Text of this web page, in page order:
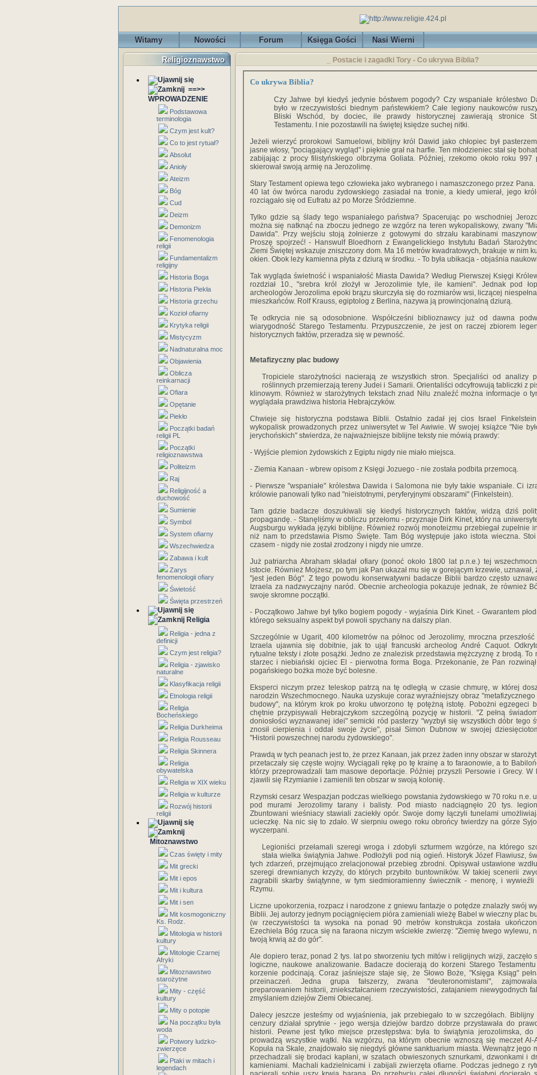
Witamy Nowości Forum Księga Gości Nasi Wierni
Religioznawstwo
==>>
WPROWADZENIE
Podstawowa
terminologia
Czym jest kult?
Co to jest rytuał?
Absolut
Anioły
Ateizm
Bóg
Cud
Deizm
Demonizm
Fenomenologia
religii
Fundamentalizm
religijny
Historia Boga
Historia Piekła
Historia grzechu
Kozioł ofiarny
Krytyka religii
Mistycyzm
Nadnaturalna moc
Objawienia
Oblicza
reinkarnacji
Ofiara
Opętanie
Piekło
Początki badań
religii PL
Początki
religioznawstwa
Politeizm
Raj
Religijność a
duchowość
Sumienie
Symbol
System ofiarny
Wszechwiedza
Zabawa i kult
Zarys
fenomenologii ofiary
Świetość
Święta przestrzeń
Religia
Religia - jedna z
definicji
Czym jest religia?
Religia - zjawisko
naturalne
Klasyfikacja religii
Etnologia religii
Religia
Bocheńskiego
Religia Durkheima
Religia Rousseau
Religia Skinnera
Religia
obywatelska
Religia w XIX wieku
Religia w kulturze
Rozwój historii
religii
Mitoznawstwo
Czas święty i mity
Mit grecki
Mit i epos
Mit i kultura
Mit i sen
Mit kosmogoniczny
Ks. Rodz.
Mitologia w historii
kultury
Mitologie Czarnej
Afryki
Mitoznawstwo
starożytne
Mity - część
kultury
Mity o potopie
Na początku była
woda
Potwory ludzko-
zwierzęce
Ptaki w mitach i
legendach
_ Postacie i zagadki Tory - Co ukrywa Biblia?
Co ukrywa Biblia?
Czy Jahwe był kiedyś jedynie bóstwem pogody? Czy wspaniałe królestwo
było w rzeczywistości biednym państewkiem? Całe legiony naukowców
Bliski Wschód, by dociec, ile prawdy historycznej zawierają stronice
Testamentu. I nie pozostawili na świętej księdze suchej nitki.
Jeżeli wierzyć prorokowi Samuelowi, biblijny król Dawid jako chłopiec był
jasne włosy, "pociągający wygląd" i pięknie grał na harfie. Ten młodzieniec stał się
zabijając z procy filistyńskiego olbrzyma Goliata. Później, rzekomo około roku 997
skierował swoją armię na Jerozolimę.
Stary Testament opiewa tego człowieka jako wybranego i namaszczonego przez Pana.
40 lat ów twórca narodu żydowskiego zasiadał na tronie, a kiedy umierał, jego
rozciągało się od Eufratu aż po Morze Śródziemne.
Tylko gdzie są ślady tego wspaniałego państwa? Spacerując po wschodniej
można się natknąć na zboczu jednego ze wzgórz na teren wykopaliskowy, zwany
Dawida". Przy wejściu stoją żołnierze z gotowymi do strzału karabinami
Proszę spojrzeć! - Hanswulf Bloedhorn z Ewangelickiego Instytutu Badań
Ziemi Świętej wskazuje zniszczony dom. Ma 16 metrów kwadratowych, brakuje w nim
okien. Obok leży kamienna płyta z dziurą w środku. - To była ubikacja - objaśnia
Tak wygląda świetność i wspaniałość Miasta Dawida? Według Pierwszej Księgi
rozdział 10., "srebra król złożył w Jerozolimie tyle, ile kamieni". Jednak pod
archeologów Jerozolima epoki brązu skurczyła się do rozmiarów wsi, liczącej
mieszkańców. Rolf Krauss, egiptolog z Berlina, nazywa ją prowincjonalną dziurą.
Te odkrycia nie są odosobnione. Współcześni biblioznawcy już od dawna
wiarygodność Starego Testamentu. Przypuszczenie, że jest on raczej zbiorem
historycznych faktów, przeradza się w pewność.
Metafizyczny plac budowy
Tropiciele starożytności nacierają ze wszystkich stron. Specjaliści od analizy
roślinnych przemierzają tereny Judei i Samarii. Orientaliści odcyfrowują tabliczki z
klinowym. Również w starożytnych tekstach znad Nilu znaleźć można informacje o
wyglądała prawdziwa historia Hebrajczyków.
Chwieje się historyczna podstawa Biblii. Ostatnio zadał jej cios Israel
wykopalisk prowadzonych przez uniwersytet w Tel Awiwie. W swojej książce "Nie
jerychońskich" stwierdza, że najważniejsze biblijne teksty nie mówią prawdy:
- Wyjście plemion żydowskich z Egiptu nigdy nie miało miejsca.
- Ziemia Kanaan - wbrew opisom z Księgi Jozuego - nie została podbita przemocą.
- Pierwsze "wspaniałe" królestwa Dawida i Salomona nie były takie wspaniałe. Ci
królowie panowali tylko nad "nieistotnymi, peryferyjnymi obszarami" (Finkelstein).
Tam gdzie badacze doszukiwali się kiedyś historycznych faktów, widzą dziś
propagandę. - Stanęliśmy w obliczu przełomu - przyznaje Dirk Kinet, który na
Augsburgu wykłada języki biblijne. Również rozwój monoteizmu przebiegał zupełnie
niż nam to przedstawia Pismo Święte. Tam Bóg występuje jako istota wieczna.
czasem - nigdy nie został zrodzony i nigdy nie umrze.
Już patriarcha Abraham składał ofiary (ponoć około 1800 lat p.n.e.) tej
istocie. Również Mojżesz, po tym jak Pan ukazał mu się w gorejącym krzewie, uznawał,
"jest jeden Bóg". Z tego powodu konserwatywni badacze Biblii bardzo często
Izraela za nadzwyczajny naród. Obecnie archeologia pokazuje jednak, że również
swoje skromne początki.
- Początkowo Jahwe był tylko bogiem pogody - wyjaśnia Dirk Kinet. - Gwarantem
którego seksualny aspekt był powoli spychany na dalszy plan.
Szczególnie w Ugarit, 400 kilometrów na północ od Jerozolimy, mroczna
Izraela ujawnia się dobitnie, jak to ujął francuski archeolog André Caquot.
rytualne teksty i złote posążki. Jedno ze znalezisk przedstawia mężczyznę z brodą. To
starzec i niebiański ojciec El - pierwotna forma Boga. Przekonanie, że Pan
pogańskiego bożka może być bolesne.
Eksperci niczym przez teleskop patrzą na tę odległą w czasie chmurę, w której
narodzin Wszechmocnego. Nauka uzyskuje coraz wyraźniejszy obraz
budowy", na którym krok po kroku utworzono tę potężną istotę. Pobożni egzegeci
chętnie przypisywali Hebrajczykom szczególną pozycję w historii. "Z pełną
doniosłości wyznawanej idei" semicki ród pasterzy "wyzbył się wszystkich dóbr tego
znosił cierpienia i oddał swoje życie", pisał Simon Dubnow w swojej
"Historii powszechnej narodu żydowskiego".
Prawdą w tych peanach jest to, że przez Kanaan, jak przez żaden inny obszar w
przetaczały się częste wojny. Wyciągali rękę po tę krainę a to faraonowie, a to
którzy przeprowadzali tam masowe deportacje. Później przyszli Persowie i Grecy. W
zjawili się Rzymianie i zamienili ten obszar w swoją kolonię.
Rzymski cesarz Wespazjan podczas wielkiego powstania żydowskiego w 70 roku n.e.
pod murami Jerozolimy tarany i balisty. Pod miasto nadciągnęło 20 tys.
Zbuntowani wieśniacy stawiali zaciekły opór. Swoje domy łączyli tunelami
ucieczkę. Na nic się to zdało. W sierpniu owego roku obrońcy twierdzy na górze
wyczerpani.
Legioniści przełamali szeregi wroga i zdobyli szturmem wzgórze, na którego
stała wielka świątynia Jahwe. Podłożyli pod nią ogień. Historyk Józef Flawiusz,
tych zdarzeń, przejmująco zrelacjonował przebieg zbrodni. Opisywał ustawione
szeregi drewnianych krzyży, do których przybito buntowników. W takiej scenerii
zagrabili skarby świątynne, w tym siedmioramienny świecznik - menorę, i
Rzymu.
Liczne upokorzenia, rozpacz i narodzone z gniewu fantazje o potędze znalazły swój
Biblii. Jej autorzy jednym pociągnięciem pióra zamieniali wieżę Babel w wieczny plac
(w rzeczywistości ta wysoka na ponad 90 metrów konstrukcja została
Ezechiela Bóg rzuca się na faraona niczym wściekłe zwierzę: "Ziemię twego wylewu,
twoją krwią aż do gór".
Ale dopiero teraz, ponad 2 tys. lat po stworzeniu tych mitów i religijnych wizji, zaczęło
logiczne, naukowe analizowanie. Badacze docierają do korzeni Starego
korzenie podcinają. Coraz jaśniejsze staje się, że Słowo Boże, "Księga Ksiąg"
przeinaczeń. Jedna grupa fałszerzy, zwana "deuteronomistami",
preparowaniem historii, zniekształcaniem rzeczywistości, zatajaniem niewygodnych
zmyślaniem dziejów Ziemi Obiecanej.
Dalecy jeszcze jesteśmy od wyjaśnienia, jak przebiegało to w szczegółach. Biblijny
cenzury działał sprytnie - jego wersja dziejów bardzo dobrze przystawała do
historii. Pewne jest tylko miejsce przestępstwa: była to świątynia jerozolimska, do
prowadzą wszystkie wątki. Na wzgórzu, na którym obecnie wznoszą się meczet Al-
Kopuła na Skale, znajdowało się niegdyś główne sanktuarium miasta. Wewnątrz jego
przechadzali się brodaci kapłani, w szatach obwieszonych sznurkami, dzwonkami i
kamieniami. Machali kadzielnicami i zabijali zwierzęta ofiarne. Podczas jednego z